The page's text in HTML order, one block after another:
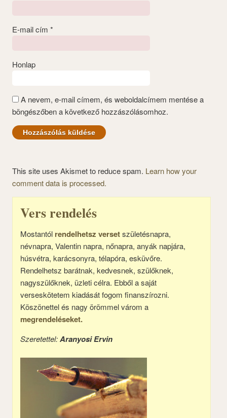
E-mail cím *
Honlap
A nevem, e-mail címem, és weboldalcímem mentése a
böngészőben a következő hozzászólásomhoz.
This site uses Akismet to reduce spam. Learn how your
comment data is processed.
Vers rendelés
Mostantól rendelhetsz versetszületésnapra,
névnapra, Valentin napra, nőnapra, anyák napjára,
húsvétra, karácsonyra, télapóra, esküvőre.
Rendelhetsz barátnak, kedvesnek, szülőknek,
nagyszülőknek, üzleti célra. Ebből a saját
verseskötetem kiadását fogom finanszírozni.
Köszönettel és nagy örömmel várom a
megrendeléseket.
Szeretettel:Aranyosi Ervin